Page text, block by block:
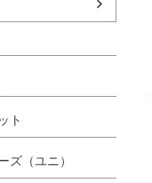
ト
ズ（ユニ）